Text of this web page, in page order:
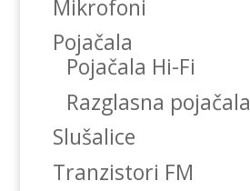
Mikrofoni
Pojačala
Pojačala Hi-Fi
Razglasna pojačala
Slušalice
Tranzistori FM